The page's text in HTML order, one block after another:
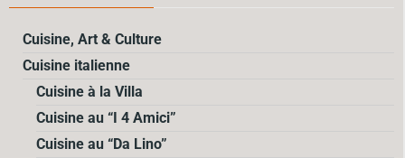
Cuisine, Art & Culture
Cuisine italienne
Cuisine à la Villa
Cuisine au “I 4 Amici”
Cuisine au “Da Lino”